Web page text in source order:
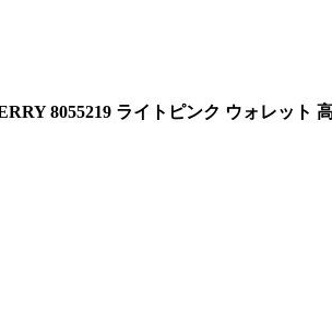
8055219 ライトピンク ウォレット